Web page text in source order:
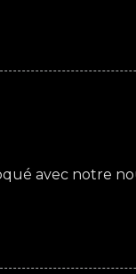
avec notre